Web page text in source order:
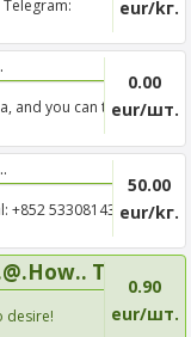
eur/kг.
and you can test
0.00
eur/шт.
+852 53308143
50.00
eur/kг.
T...
desire!
0.90
eur/шт.